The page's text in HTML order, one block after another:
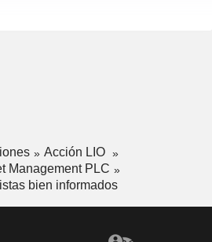
Acción LIO
Management PLC
bien informados